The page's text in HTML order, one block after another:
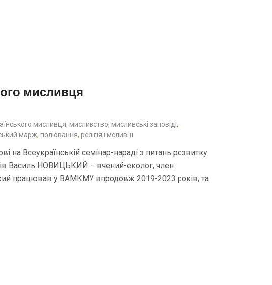
мисливця
мисливця, мисливство, мисливські заповіді,
марж, полювання, релігія і мсливці
на Всеукраїнській семінар-нараді з питань розвитку
Василь НОВИЦЬКИЙ – вчений-еколог, член
працював у ВАМКМУ впродовж 2019-2023 років, та